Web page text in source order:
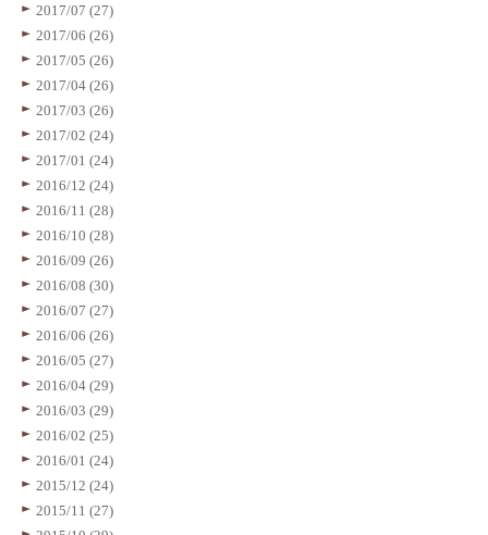
2017/07 (27)
2017/06 (26)
2017/05 (26)
2017/04 (26)
2017/03 (26)
2017/02 (24)
2017/01 (24)
2016/12 (24)
2016/11 (28)
2016/10 (28)
2016/09 (26)
2016/08 (30)
2016/07 (27)
2016/06 (26)
2016/05 (27)
2016/04 (29)
2016/03 (29)
2016/02 (25)
2016/01 (24)
2015/12 (24)
2015/11 (27)